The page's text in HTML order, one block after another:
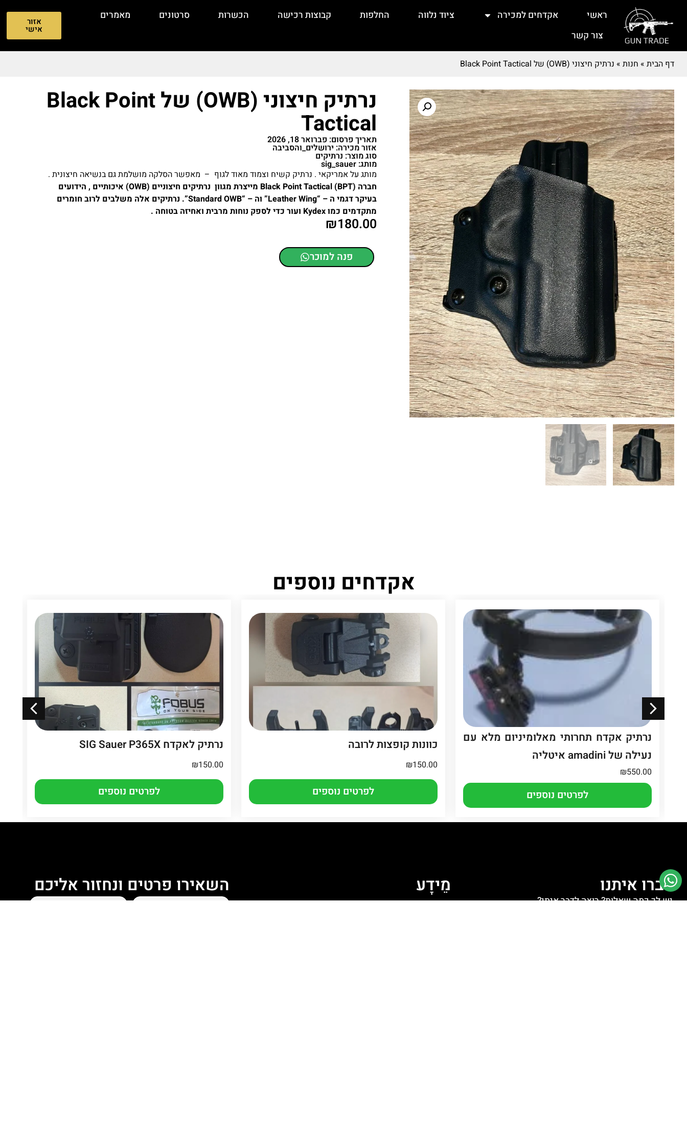
ראשי אקדחים למכירה ציוד נלווה החלפות קבוצות רכישה הכשרות סרטונים
מאמרים
צור קשר
אזור
אישי
דף הבית » חנות » נרתיק חיצוני (OWB) של Black Point Tactical
נרתיק חיצוני (OWB) של Black Point
Tactical
תאריך פרסום: פברואר 18, 2026
אזור מכירה: ירושלים_והסביבה
סוג מוצר: נרתיקים
מותג: sig_sauer
מותג על אמריקאי . נרתיק קשיח וצמוד מאוד לגוף – מאפשר הסלקה מושלמת גם בנשיאה חיצונית .
חברה Black Point Tactical (BPT) מייצרת מגוון נרתיקים חיצוניים (OWB) איכותיים , הידועים
בעיקר דגמי ה – “Leather Wing” וה – “Standard OWB”. נרתיקים אלה משלבים לרוב חומרים
מתקדמים כמו Kydex ועור כדי לספק נוחות מרבית ואחיזה בטוחה .
₪180.00
פנה למוכר
אקדחים נוספים
נרתיק אקדח תחרותי מאלומיניום מלא עם
נעילה של amadini איטליה
₪550.00
לפרטים נוספים
כוונות קופצות לרובה
₪150.00
לפרטים נוספים
נרתיק לאקדח SIG Sauer P365X
₪150.00
לפרטים נוספים
השאירו פרטים ונחזור אליכם מֵידָע דברו איתנו
יש לך כמה שאלות? רוצה לדבר איתי?